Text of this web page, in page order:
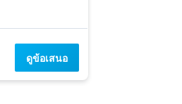
ดูข้อเสนอ